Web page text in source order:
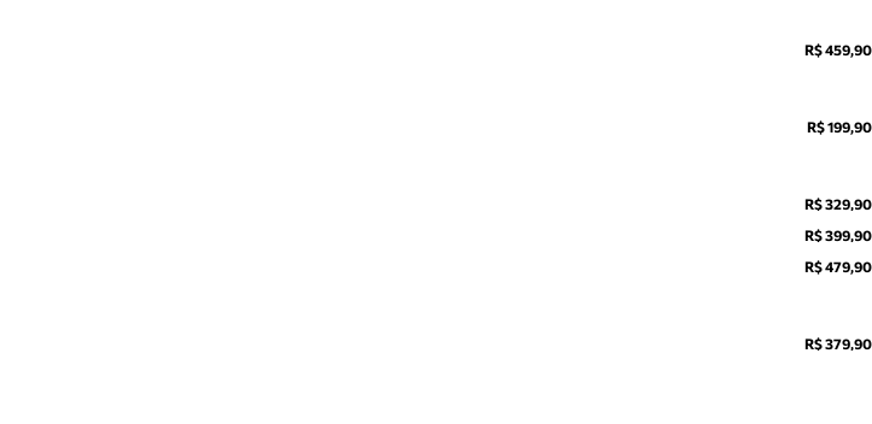
R$ 459,90
R$ 199,90
R$ 329,90
R$ 399,90
R$ 479,90
R$ 379,90